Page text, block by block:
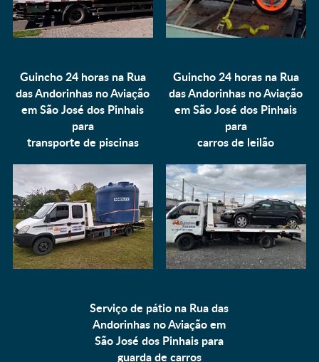
Guincho 24 horas na Rua
das Andorinhas no Aviação
em São José dos Pinhais
para
transporte de piscinas
Guincho 24 horas na Rua
das Andorinhas no Aviação
em São José dos Pinhais
para
carros de leilão
Serviço de pátio na Rua das
Andorinhas no Aviação em
São José dos Pinhais para
guarda de carros